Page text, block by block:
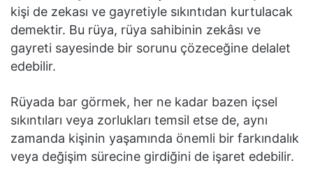
kişi de zekası ve gayretiyle sıkıntıdan kurtulacak
demektir. Bu rüya, rüya sahibinin zekâsı ve
gayreti sayesinde bir sorunu çözeceğine delalet
edebilir.
Rüyada bar görmek, her ne kadar bazen içsel
sıkıntıları veya zorlukları temsil etse de, aynı
zamanda kişinin yaşamında önemli bir farkındalık
veya değişim sürecine girdiğini de işaret edebilir.